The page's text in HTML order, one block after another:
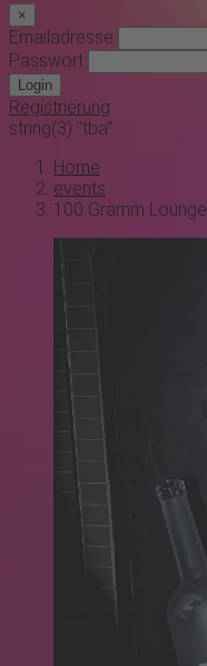
×
Emailadresse
Passwort
Login
Registrierung
string(3) "tba"
Home
events
100 Gramm Lounge